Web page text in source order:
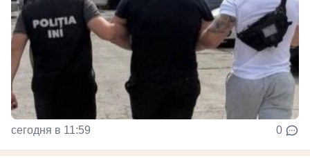
сегодня в 11:59 0